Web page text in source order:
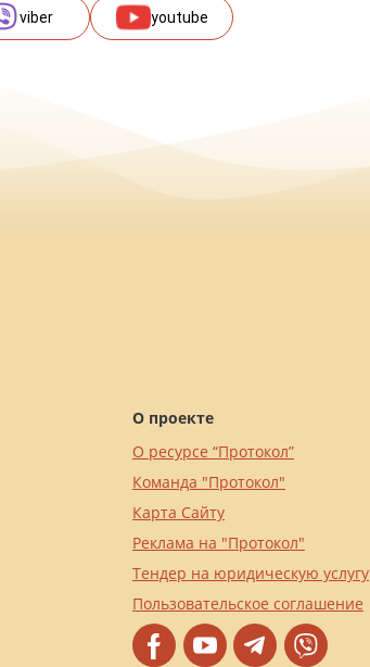
viber youtube
О проекте
О ресурсе “Протокол”
Команда "Протокол"
Карта Сайту
Реклама на "Протокол"
Тендер на юридическую услугу
Пользовательское соглашение